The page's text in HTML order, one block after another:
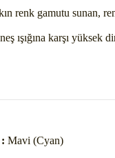
renk gamutu sunan,
ışığına karşı yüksek
Mavi (Cyan)